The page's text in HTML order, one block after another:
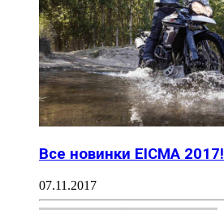
Все новинки EICMA 2017!
07.11.2017